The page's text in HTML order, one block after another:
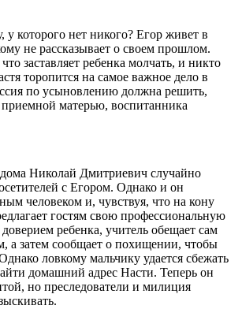
у которого нет никого? Егор живет в
не рассказывает о своем прошлом.
заставляет ребенка молчать, и никто
торопится на самое важное дело в
по усыновлению должна решить,
матерью, воспитанника
Николай Дмитриевич случайно
с Егором. Однако и он
человеком и, чувствуя, что на кону
гостям свою профессиональную
ребенка, учитель обещает сам
а затем сообщает о похищении, чтобы
ловкому мальчику удается сбежать
домашний адрес Насти. Теперь он
но преследователи и милиция